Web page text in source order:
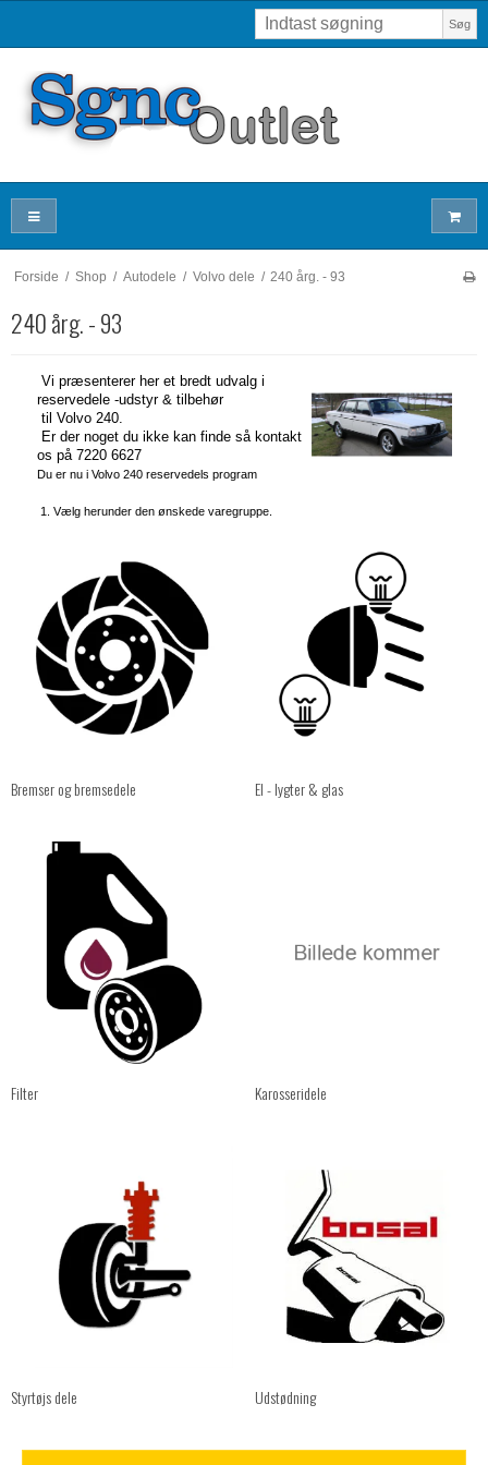
Søg
Forside / Shop / Autodele / Volvo dele / 240 årg. - 93
240 årg. - 93
Vi præsenterer her et bredt udvalg i
reservedele -udstyr & tilbehør
til Volvo 240.
Er der noget du ikke kan finde så kontakt
os på 7220 6627
Du er nu i Volvo 240 reservedels program
1. Vælg herunder den ønskede varegruppe.
Bremser og bremsedele El - lygter & glas
Filter Karosseridele
Styrtøjs dele Udstødning